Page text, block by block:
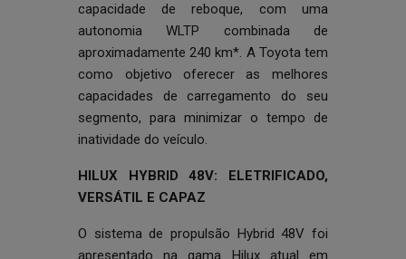
capacidade de reboque, com uma
autonomia WLTP combinada de
aproximadamente 240 km*. A Toyota tem
como objetivo oferecer as melhores
capacidades de carregamento do seu
segmento, para minimizar o tempo de
inatividade do veículo.
HILUX HYBRID 48V: ELETRIFICADO,
VERSÁTIL E CAPAZ
O sistema de propulsão Hybrid 48V foi
apresentado na gama Hilux atual em